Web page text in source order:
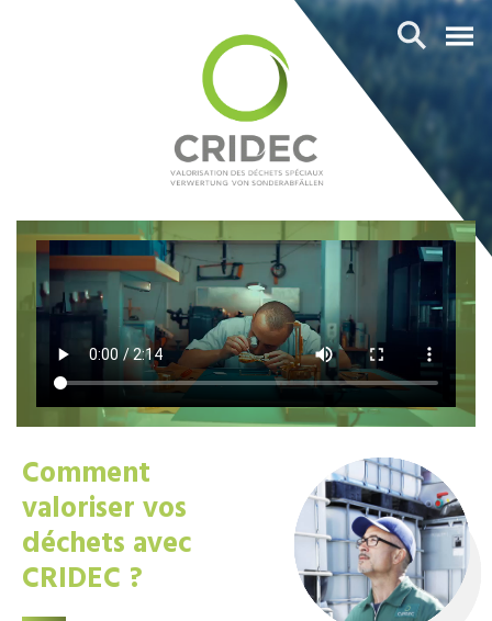
Comment
valoriser vos
déchets avec
CRIDEC ?